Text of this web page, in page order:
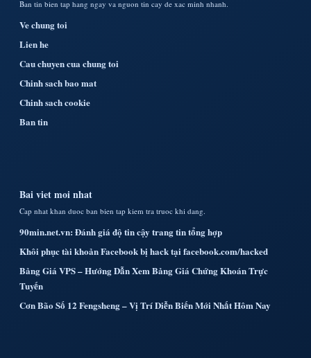
Ban tin bien tap hang ngay va nguon tin cay de xac minh nhanh.
Ve chung toi
Lien he
Cau chuyen cua chung toi
Chinh sach bao mat
Chinh sach cookie
Ban tin
Bai viet moi nhat
Cap nhat khan duoc ban bien tap kiem tra truoc khi dang.
90min.net.vn: Đánh giá độ tin cậy trang tin tổng hợp
Khôi phục tài khoản Facebook bị hack tại facebook.com/hacked
Bảng Giá VPS – Hướng Dẫn Xem Bảng Giá Chứng Khoán Trực
Tuyến
Cơn Bão Số 12 Fengsheng – Vị Trí Diễn Biến Mới Nhất Hôm Nay